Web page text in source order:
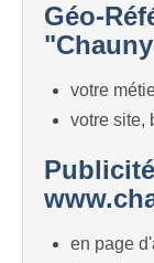
Géo-
votre
votre site,
en page